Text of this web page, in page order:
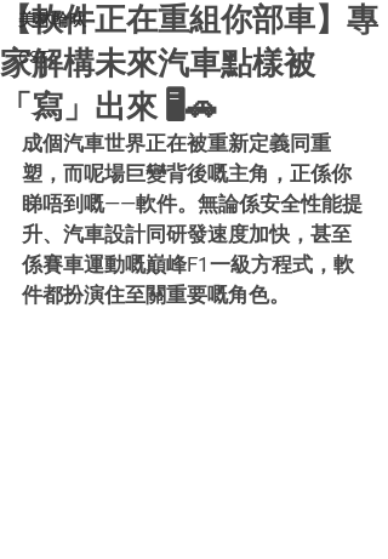
美林輪呔
CST
【軟件正在重組你部車】專
家解構未來汽車點樣被
「寫」出來 🖥️🚗
成個汽車世界正在被重新定義同重
塑，而呢場巨變背後嘅主角，正係你
睇唔到嘅——軟件。無論係安全性能提
升、汽車設計同研發速度加快，甚至
係賽車運動嘅巔峰F1一級方程式，軟
件都扮演住至關重要嘅角色。